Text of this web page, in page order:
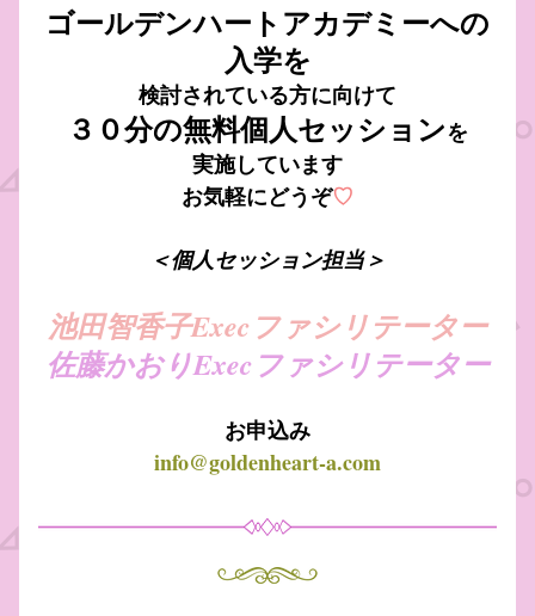
ゴールデンハートアカデミーへの
入学を
検討されている方に向けて
３０分の無料個人セッションを
実施しています
お気軽にどうぞ♡
＜個人セッション担当＞
池田智香子Execファシリテーター
佐藤かおりExecファシリテーター
お申込み
info@goldenheart-a.com